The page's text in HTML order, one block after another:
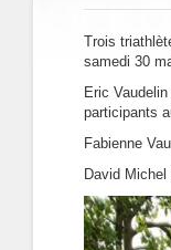
Trois
samedi 30
Eric
participants
Fabienne
David